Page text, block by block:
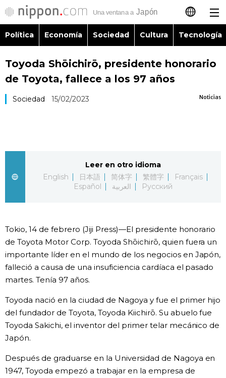
日本語
English
العربية
Русский
Política
Sociedad
Cultura
Vida
Guía de Japón
Vídeos e imágenes
En profundidad
Más
Política Economía Sociedad Cultura Tecnología
Toyoda Shōichirō, presidente honorario
de Toyota, fallece a los 97 años
Noticias
Sociedad 15/02/2023
Leer en otro idioma
English
日本語 简体字 繁體字
Français
Español
العربية Русский
Tokio, 14 de febrero (Jiji Press)—El presidente honorario
de Toyota Motor Corp. Toyoda Shōichirō, quien fuera un
importante líder en el mundo de los negocios en Japón,
falleció a causa de una insuficiencia cardíaca el pasado
martes. Tenía 97 años.
Toyoda nació en la ciudad de Nagoya y fue el primer hijo
del fundador de Toyota, Toyoda Kiichirō. Su abuelo fue
Toyoda Sakichi, el inventor del primer telar mecánico de
Japón.
Después de graduarse en la Universidad de Nagoya en
1947, Toyoda empezó a trabajar en la empresa de